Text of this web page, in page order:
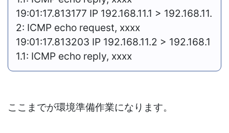
19:01:17.813177 IP 192.168.11.1 > 192.168.11.
2: ICMP echo request, xxxx
19:01:17.813203 IP 192.168.11.2 > 192.168.1
1.1: ICMP echo reply, xxxx
ここまでが環境準備作業になります。